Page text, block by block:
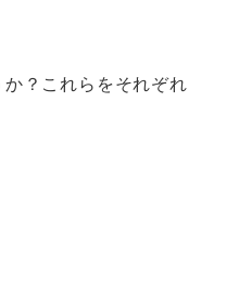
？これらをそれぞれ